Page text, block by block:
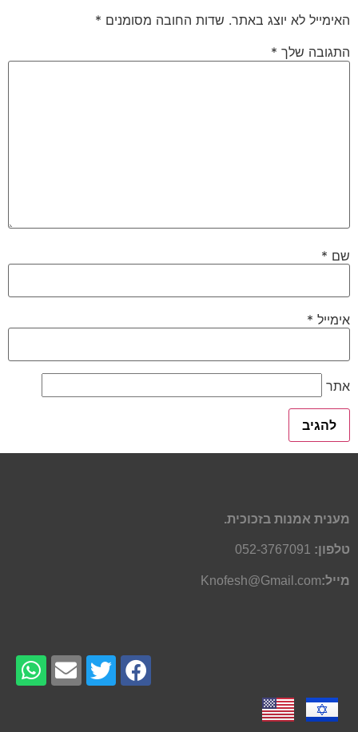
האימייל לא יוצג באתר. שדות החובה מסומנים *
התגובה שלך *
שם *
אימייל *
אתר
מענית אמנות בזכוכית.
טלפון: 052-3767091
מייל:Knofesh@Gmail.com